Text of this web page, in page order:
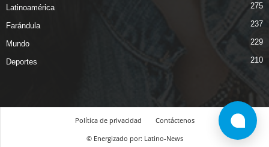
Latinoamérica 275
Farándula 237
Mundo 229
Deportes 210
Política de privacidad
Contáctenos
© Energizado por: Latino-News